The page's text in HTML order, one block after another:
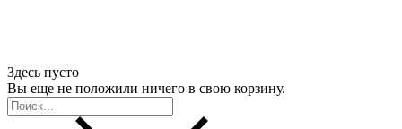
Здесь пусто
Вы еще не положили ничего в свою корзину.